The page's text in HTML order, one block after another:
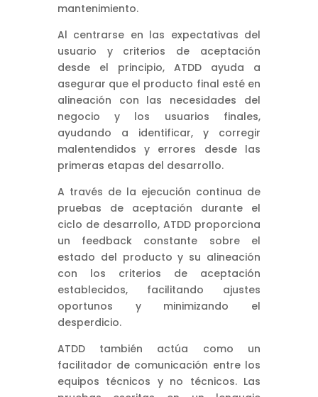
mantenimiento.
Al centrarse en las expectativas del
usuario y criterios de aceptación
desde el principio, ATDD ayuda a
asegurar que el producto final esté en
alineación con las necesidades del
negocio y los usuarios finales,
ayudando a identificar, y corregir
malentendidos y errores desde las
primeras etapas del desarrollo.
A través de la ejecución continua de
pruebas de aceptación durante el
ciclo de desarrollo, ATDD proporciona
un feedback constante sobre el
estado del producto y su alineación
con los criterios de aceptación
establecidos, facilitando ajustes
oportunos y minimizando el
desperdicio.
ATDD también actúa como un
facilitador de comunicación entre los
equipos técnicos y no técnicos. Las